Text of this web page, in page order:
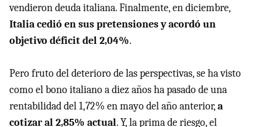
vendieron deuda italiana. Finalmente, en diciembre,
Italia cedió en sus pretensiones y acordó un
objetivo déficit del 2,04%.
Pero fruto del deterioro de las perspectivas, se ha visto
como el bono italiano a diez años ha pasado de una
rentabilidad del 1,72% en mayo del año anterior,a
cotizar al 2,85% actual. Y, la prima de riesgo, el